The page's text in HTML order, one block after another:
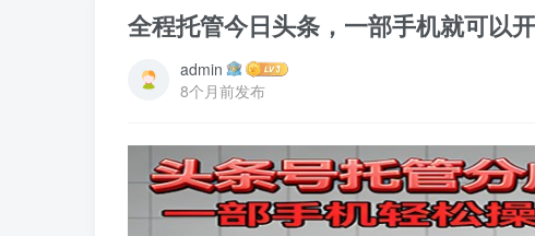
全程托管今日头条，一部手机就可以
admin
8个月前发布